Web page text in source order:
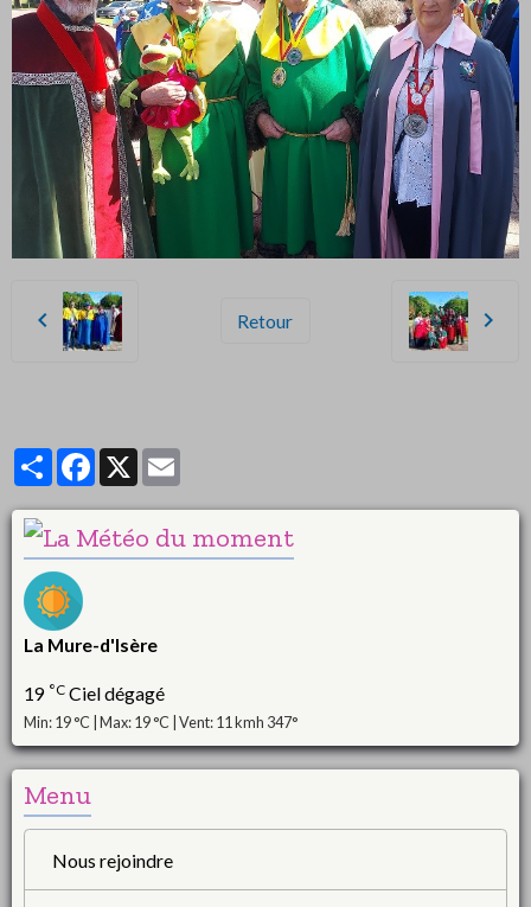
Retour
PartagerFacebook
X
La Mure-d'Isère
19 °C Ciel dégagé
Min: 19 °C | Max: 19 °C | Vent: 11 kmh 347°
Menu
Nous rejoindre